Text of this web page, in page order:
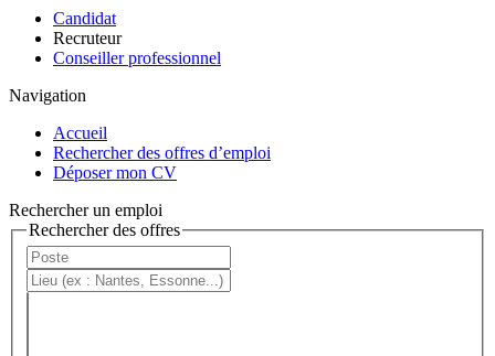
Candidat
Recruteur
Conseiller professionnel
Navigation
Accueil
Rechercher des offres d’emploi
Déposer mon CV
Rechercher un emploi
Rechercher des offres